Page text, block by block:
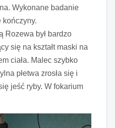
Wykonane badanie
kończyny.
Rozewa był bardzo
się na kształt maski na
ciała. Malec szybko
płetwa zrosła się i
jeść ryby. W fokarium